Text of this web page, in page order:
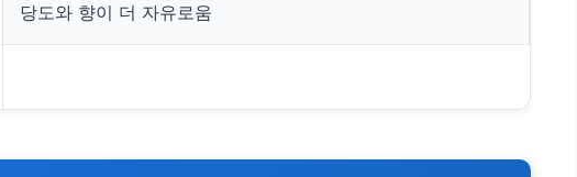
당도와 향이 더 자유로움